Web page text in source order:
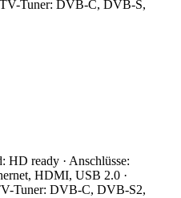
Tuner: DVB-C, DVB-S,
HD ready · Anschlüsse:
HDMI, USB 2.0 ·
Tuner: DVB-C, DVB-S2,